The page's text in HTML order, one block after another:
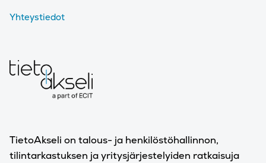
TietoAkseli on talous- ja henkilöstöhallinnon,
tilintarkastuksen ja yritysjärjestelyiden ratkaisuja
Yhteystiedot